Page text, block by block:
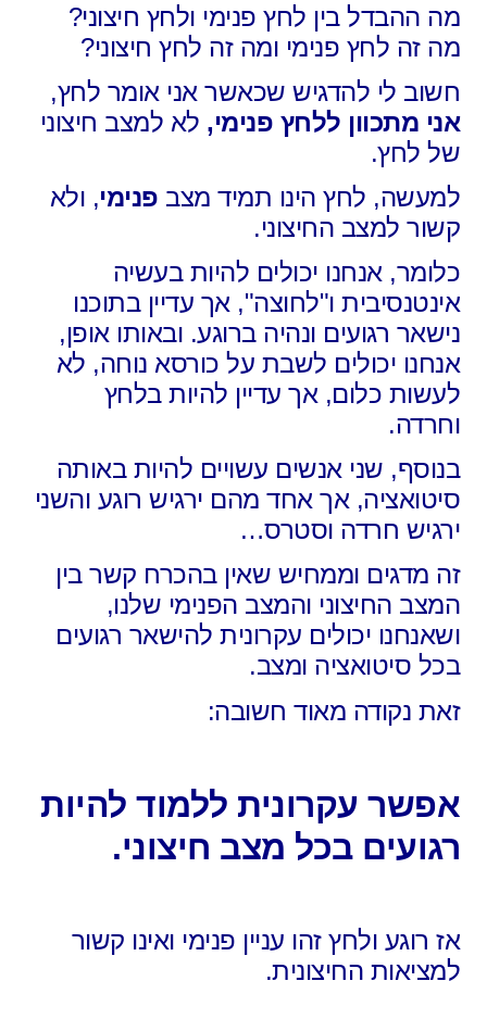
מה ההבדל בין לחץ פנימי ולחץ חיצוני?
מה זה לחץ פנימי ומה זה לחץ חיצוני?
חשוב לי להדגיש שכאשר אני אומר לחץ,
אני מתכוון ללחץ פנימי, לא למצב חיצוני
של לחץ.
למעשה, לחץ הינו תמיד מצב פנימי, ולא
קשור למצב החיצוני.
כלומר, אנחנו יכולים להיות בעשיה
אינטנסיבית ו"לחוצה", אך עדיין בתוכנו
נישאר רגועים ונהיה ברוגע. ובאותו אופן,
אנחנו יכולים לשבת על כורסא נוחה, לא
לעשות כלום, אך עדיין להיות בלחץ
וחרדה.
בנוסף, שני אנשים עשויים להיות באותה
סיטואציה, אך אחד מהם ירגיש רוגע והשני
ירגיש חרדה וסטרס…
זה מדגים וממחיש שאין בהכרח קשר בין
המצב החיצוני והמצב הפנימי שלנו,
ושאנחנו יכולים עקרונית להישאר רגועים
בכל סיטואציה ומצב.
זאת נקודה מאוד חשובה:
אפשר עקרונית ללמוד להיות
רגועים בכל מצב חיצוני.
אז רוגע ולחץ זהו עניין פנימי ואינו קשור
למציאות החיצונית.